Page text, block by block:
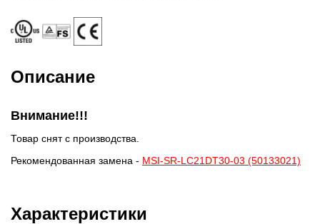
Описание
Внимание!!!
Товар снят с производства.
Рекомендованная замена - MSI-SR-LC21DT30-03 (50133021)
Характеристики